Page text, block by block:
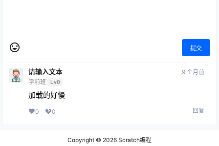
提交
请输入文本
学前班 Lv0
9 个月前
加载的好慢
0 0 回复
Copyright © 2026 Scratch编程